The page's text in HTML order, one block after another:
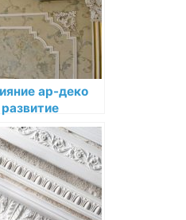
ар-деко